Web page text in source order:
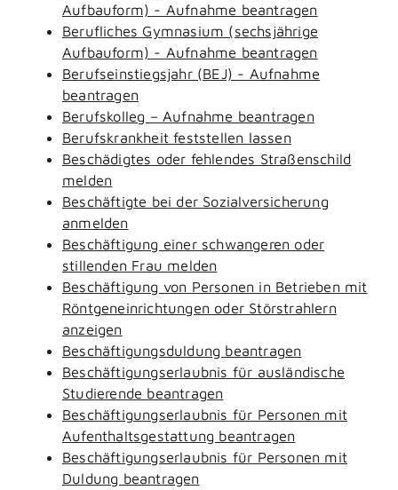
Aufbauform) - Aufnahme beantragen
Berufliches Gymnasium (sechsjährige
Aufbauform) - Aufnahme beantragen
Berufseinstiegsjahr (BEJ) - Aufnahme
beantragen
Berufskolleg – Aufnahme beantragen
Berufskrankheit feststellen lassen
Beschädigtes oder fehlendes Straßenschild
melden
Beschäftigte bei der Sozialversicherung
anmelden
Beschäftigung einer schwangeren oder
stillenden Frau melden
Beschäftigung von Personen in Betrieben mit
Röntgeneinrichtungen oder Störstrahlern
anzeigen
Beschäftigungsduldung beantragen
Beschäftigungserlaubnis für ausländische
Studierende beantragen
Beschäftigungserlaubnis für Personen mit
Aufenthaltsgestattung beantragen
Beschäftigungserlaubnis für Personen mit
Duldung beantragen